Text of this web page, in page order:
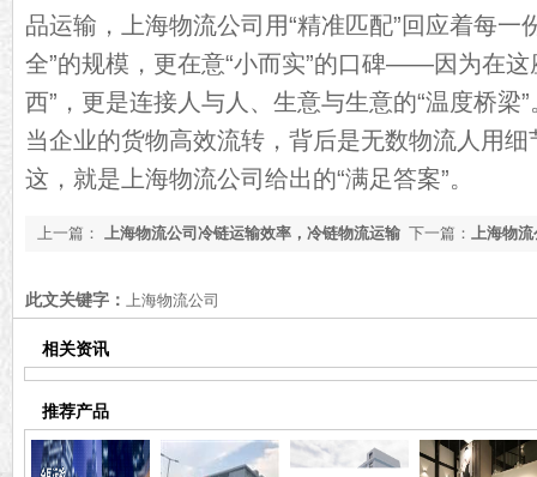
品运输，上海物流公司用“精准匹配”回应着每一
全”的规模，更在意“小而实”的口碑——因为在这
西”，更是连接人与人、生意与生意的“温度桥梁
当企业的货物高效流转，背后是无数物流人用
这，就是上海物流公司给出的“满足答案”。
下一篇： 上海物
上一篇： 上海物流公司冷链运输效率，冷链物流运输
此文关键字： 上海物流公司
相关资讯
推荐产品